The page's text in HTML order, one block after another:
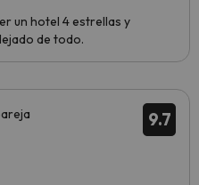
un hotel 4 estrellas y
de todo.
9.7